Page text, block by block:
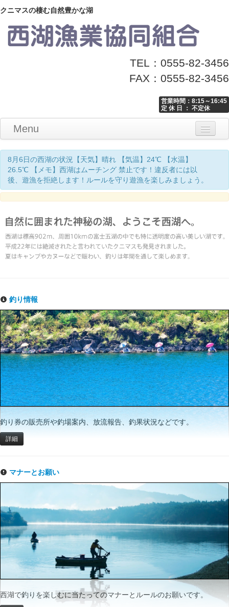
クニマスの棲む自然豊かな湖
TEL：0555-82-3456
FAX：0555-82-3456
営業時間：8:15～16:45
定 休 日 ： 不定休
Menu
Home
釣り情報
マナーとお願い
クニマス展示館
漁協からのお知らせ
お問い合わせ
8月6日の西湖の状況【天気】晴れ 【気温】24℃ 【水温】
26.5℃ 【メモ】西湖はムーチング 禁止です！違反者には以
後、遊漁を拒絶します！ルールを守り遊漁を楽しみましょう。
釣り情報
釣り券の販売所や釣場案内、放流報告、釣果状況などです。
詳細
マナーとお願い
西湖で釣りを楽しむに当たってのマナーとルールのお願いです。